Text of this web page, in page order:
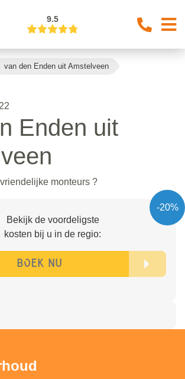
9.5
van den Enden uit Amstelveen
Enden uit
monteurs ?
-20%
Bekijk de voordeligste
kosten bij u in de regio: